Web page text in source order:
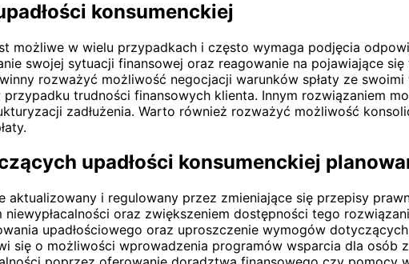
konsumenckiej
możliwe w wielu przypadkach i często wymaga podjęcia
swojej sytuacji finansowej oraz reagowanie na pojawiające
rozważyć możliwość negocjacji warunków spłaty ze
trudności finansowych klienta. Innym rozwiązaniem
zadłużenia. Warto również rozważyć możliwość
upadłości konsumenckiej
aktualizowany i regulowany przez zmieniające się przepisy
oraz zwiększeniem dostępności tego
upadłościowego oraz uproszczenie wymogów
się o możliwości wprowadzenia programów wsparcia dla